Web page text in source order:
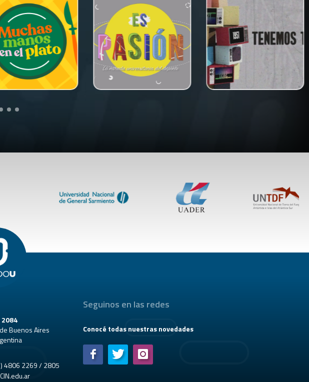
Buenos Aires
4806 2269 / 2805
Seguinos en las redes
Conocé todas nuestras novedades